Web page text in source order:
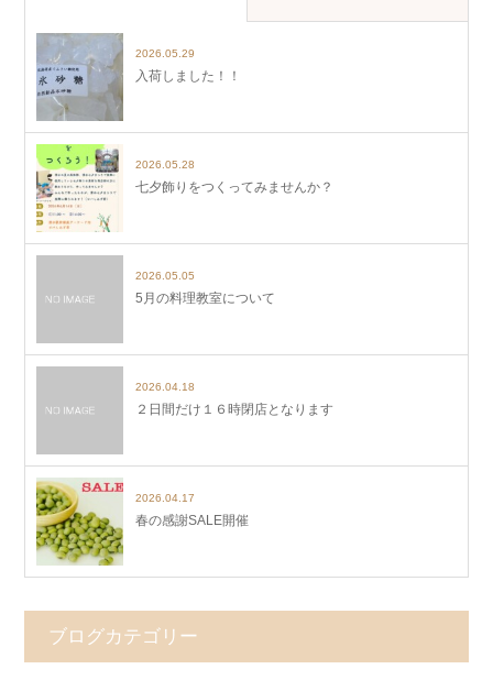
2026.05.29
入荷しました！！
2026.05.28
七夕飾りをつくってみませんか？
2026.05.05
5月の料理教室について
2026.04.18
２日間だけ１６時閉店となります
2026.04.17
春の感謝SALE開催
ブログカテゴリー